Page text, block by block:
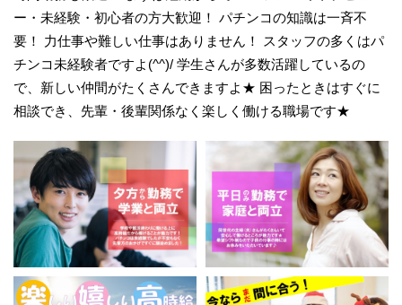
ー・未経験・初心者の方大歓迎！ パチンコの知識は一斉不
要！ 力仕事や難しい仕事はありません！ スタッフの多くはパ
チンコ未経験者ですよ(^^)/ 学生さんが多数活躍しているの
で、新しい仲間がたくさんできますよ★ 困ったときはすぐに
相談でき、先輩・後輩関係なく楽しく働ける職場です★